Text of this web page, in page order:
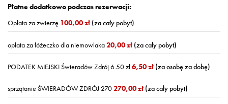
Płatne dodatkowo podczas rezerwacji:
Opłata za zwierzę 100,00 zł (za cały pobyt)
opłata za łóżeczko dla niemowlaka20,00 zł (za cały pobyt)
PODATEK MIEJSKI Świeradów Zdrój 6.50 zł6,50 zł (za osobę za dobę)
sprzątanie ŚWIERADÓW ZDRÓJ 270270,00 zł (za cały pobyt)